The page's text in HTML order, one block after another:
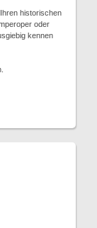
historischen
oder
kennen